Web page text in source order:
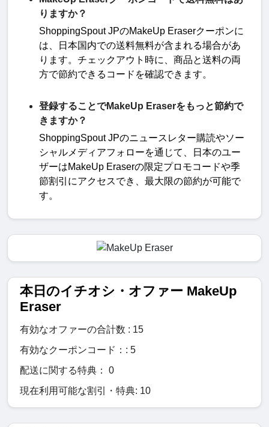
りますか？
ShoppingSpout JPのMakeUp Eraserクーポンに
は、日本国内での送料無料が含まれる場合があ
ります。チェックアウト時に、商品と送料の両
方で節約できるコードを確認できます。
登録することでMakeUp Eraserをもっと節約で
きますか？
ShoppingSpout JPのニュースレター購読やソー
シャルメディアフォローを通じて、日本のユー
ザーはMakeUp Eraserの限定プロモコードや季
節割引にアクセスでき、最大限の節約が可能で
す。
本日のイチオシ・オファー MakeUp
Eraser
有効なオファーの合計数 : 15
有効なクーポンコード：: 5
配送に関する特典： 0
現在利用可能な割引・特典: 10